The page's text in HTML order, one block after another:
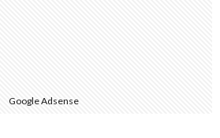
Google Adsense